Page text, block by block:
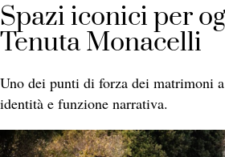
Spazi iconici per
Tenuta Monacelli
Uno dei punti di forza dei matrimoni
identità e funzione narrativa.